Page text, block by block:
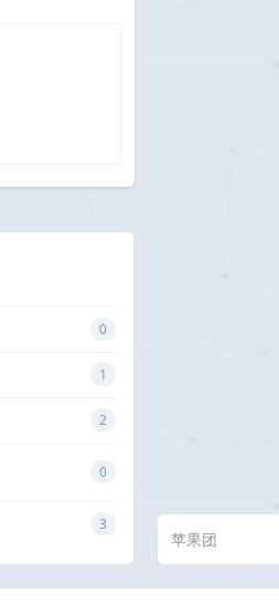
0
1
2
0
3
苹果团